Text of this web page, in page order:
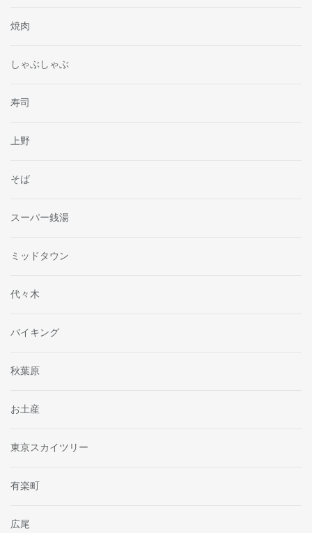
焼肉
しゃぶしゃぶ
寿司
上野
そば
スーパー銭湯
ミッドタウン
代々木
バイキング
秋葉原
お土産
東京スカイツリー
有楽町
広尾